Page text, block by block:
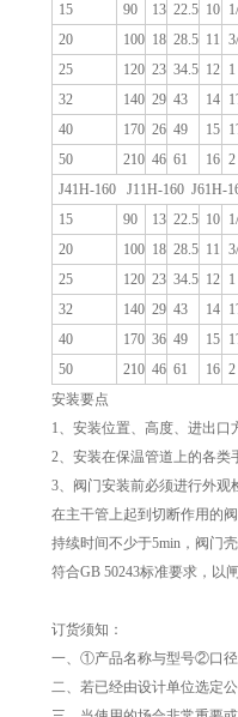
15
90 13 22.5 10
20
100 18 28.5 11
25
120 23 34.5 12 1
32
140 29 43 14
40
170 26 49 15
50
210 46 61 16 2
J41H-160 J11H-160 J61H-
15
90 13 22.5 10
20
100 18 28.5 11
25
120 23 34.5 12 1
32
140 29 43 14
40
170 36 49 15
50
210 46 61 16 2
安装要点
1、安装位置、高度、进出
2、安装在保温管道上的各类
3、阀门安装前必须进行外观
在主干管上起到切断作用的
持续时间不少于5min，阀门
符合GB 50243标准要求，以
订货须知：
一、①产品名称与型号②口
二、若已经由设计单位选定